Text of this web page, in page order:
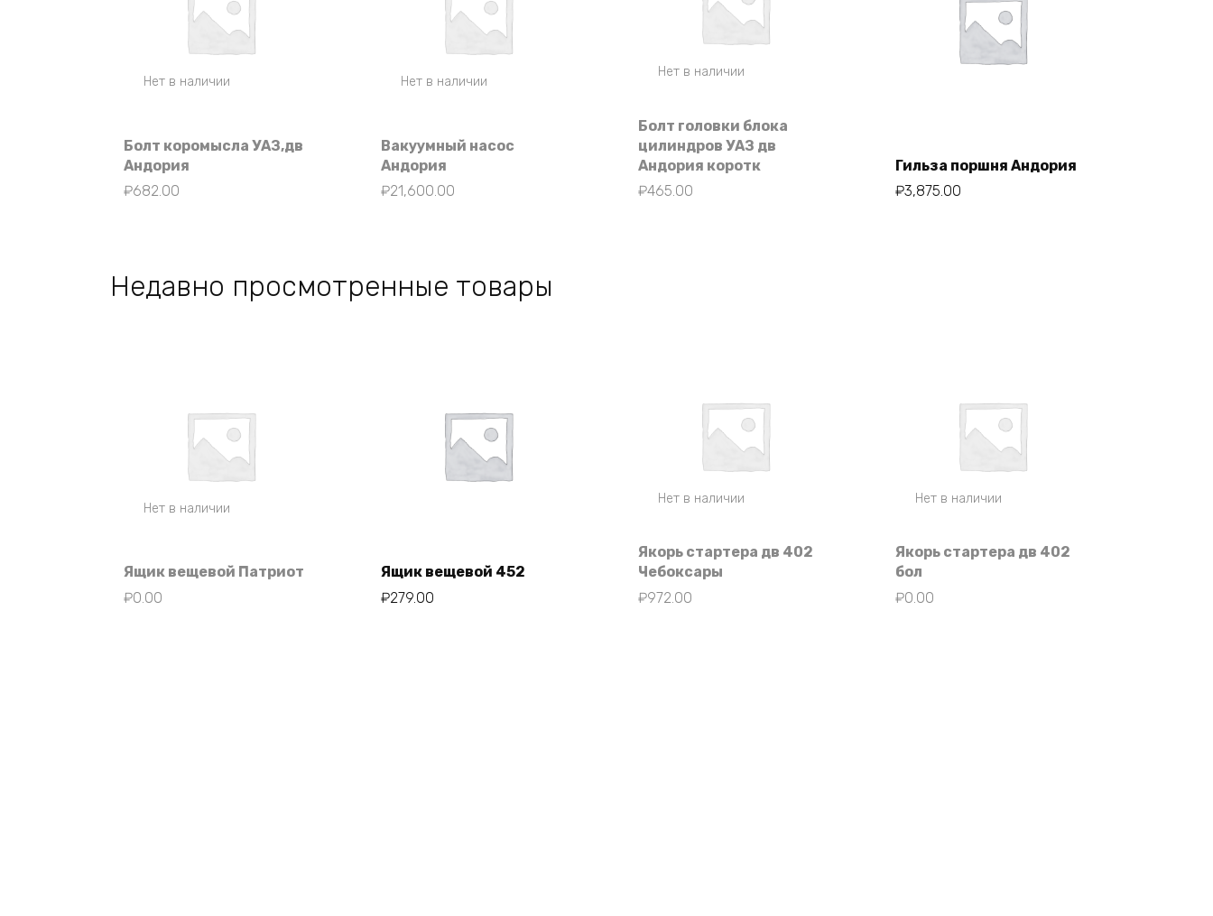
Нет в наличии
Болт коромысла УАЗ,дв
Андория
₽682.00
Нет в наличии
Вакуумный насос
Андория
₽21,600.00
Нет в наличии
Болт головки блока
цилиндров УАЗ дв
Андория коротк
₽465.00
Гильза поршня Андория
₽3,875.00
Недавно просмотренные товары
Нет в наличии
Ящик вещевой Патриот
₽0.00
Ящик вещевой 452
₽279.00
Нет в наличии
Якорь стартера дв 402
Чебоксары
₽972.00
Нет в наличии
Якорь стартера дв 402
бол
₽0.00